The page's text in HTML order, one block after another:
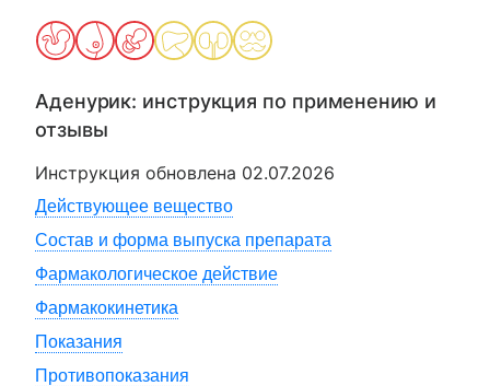
Аденурик: инструкция по применению и
отзывы
Инструкция обновлена 02.07.2026
Действующее вещество
Состав и форма выпуска препарата
Фармакологическое действие
Фармакокинетика
Показания
Противопоказания